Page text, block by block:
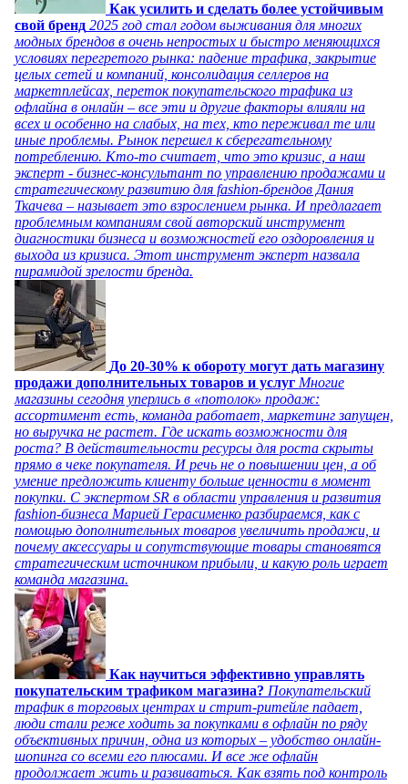
Как усилить и сделать более устойчивым
свой бренд 2025 год стал годом выживания для многих
модных брендов в очень непростых и быстро меняющихся
условиях перегретого рынка: падение трафика, закрытие
целых сетей и компаний, консолидация селлеров на
маркетплейсах, переток покупательского трафика из
офлайна в онлайн – все эти и другие факторы влияли на
всех и особенно на слабых, на тех, кто переживал те или
иные проблемы. Рынок перешел к сберегательному
потреблению. Кто-то считает, что это кризис, а наш
эксперт - бизнес-консультант по управлению продажами и
стратегическому развитию для fashion-брендов Дания
Ткачева – называет это взрослением рынка. И предлагает
проблемным компаниям свой авторский инструмент
диагностики бизнеса и возможностей его оздоровления и
выхода из кризиса. Этот инструмент эксперт назвала
пирамидой зрелости бренда.
До 20-30% к обороту могут дать магазину
продажи дополнительных товаров и услуг Многие
магазины сегодня уперлись в «потолок» продаж:
ассортимент есть, команда работает, маркетинг запущен,
но выручка не растет. Где искать возможности для
роста? В действительности ресурсы для роста скрыты
прямо в чеке покупателя. И речь не о повышении цен, а об
умение предложить клиенту больше ценности в момент
покупки. С экспертом SR в области управления и развития
fashion-бизнеса Марией Герасименко разбираемся, как с
помощью дополнительных товаров увеличить продажи, и
почему аксессуары и сопутствующие товары становятся
стратегическим источником прибыли, и какую роль играет
команда магазина.
Как научиться эффективно управлять
покупательским трафиком магазина? Покупательский
трафик в торговых центрах и стрит-ритейле падает,
люди стали реже ходить за покупками в офлайн по ряду
объективных причин, одна из которых – удобство онлайн-
шопинга со всеми его плюсами. И все же офлайн
продолжает жить и развиваться. Как взять под контроль